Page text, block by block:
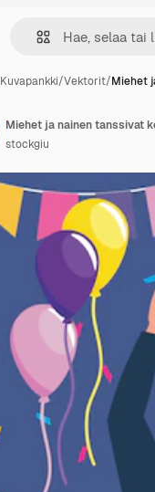
Kuvapankki/Vektorit/Miehet
Miehet ja nainen tanssivat
stockgiu